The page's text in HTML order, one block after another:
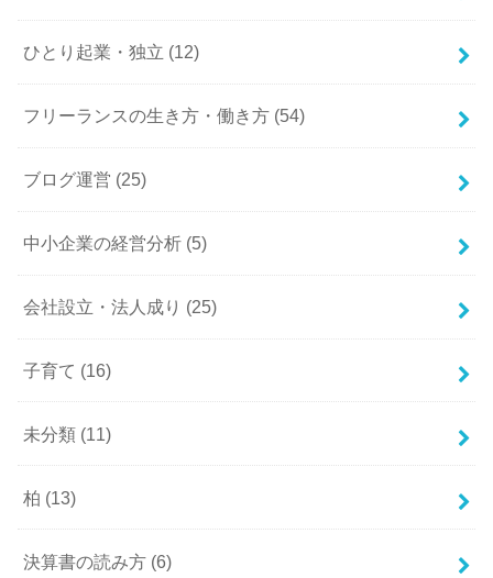
ひとり起業・独立 (12)
フリーランスの生き方・働き方 (54)
ブログ運営 (25)
中小企業の経営分析 (5)
会社設立・法人成り (25)
子育て (16)
未分類 (11)
柏 (13)
決算書の読み方 (6)